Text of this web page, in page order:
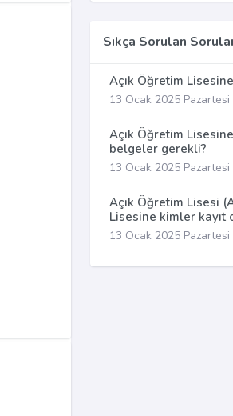
Sıkça Sorulan
Açık Öğretim
13 Ocak 2025 Pazartesi
Açık Öğretim
belgeler gerekli?
13 Ocak 2025 Pazartesi
Açık Öğretim Lisesi
Lisesine kimler kayıt
13 Ocak 2025 Pazartesi